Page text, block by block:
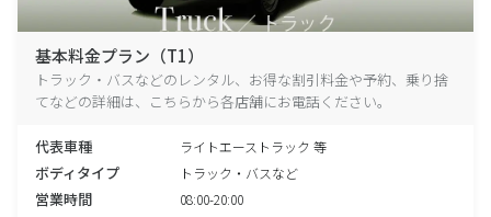
基本料金プラン（T1）
トラック・バスなどのレンタル、お得な割引料金や予約、乗り捨
てなどの詳細は、こちらから各店舗にお電話ください。
代表車種 ライトエーストラック 等
ボディタイプ トラック・バスなど
営業時間 08:00-20:00